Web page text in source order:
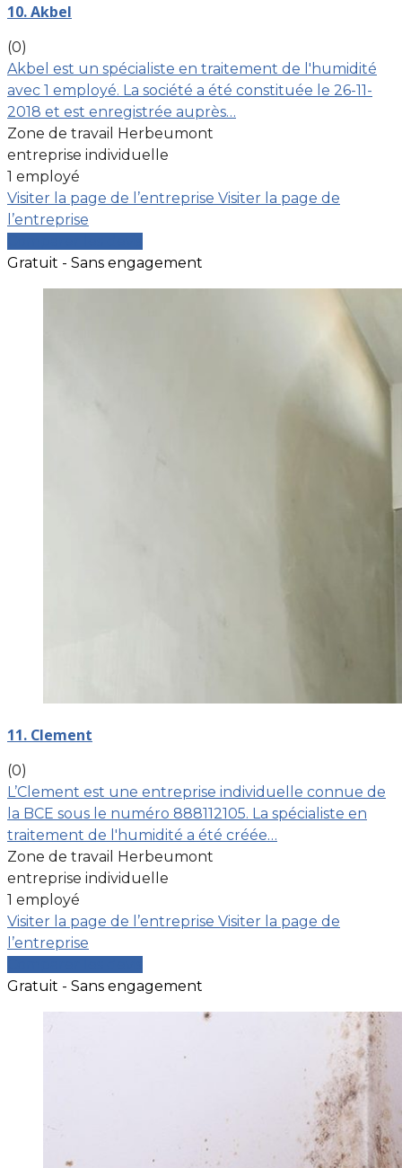
10. Akbel
(0)
Akbel est un spécialiste en traitement de l'humidité
avec 1 employé. La société a été constituée le 26-11-
2018 et est enregistrée auprès…
Zone de travail Herbeumont
entreprise individuelle
1 employé
Visiter la page de l’entreprise Visiter la page de
l’entreprise
Gratuit - Sans engagement
11. Clement
(0)
L’Clement est une entreprise individuelle connue de
la BCE sous le numéro 888112105. La spécialiste en
traitement de l'humidité a été créée…
Zone de travail Herbeumont
entreprise individuelle
1 employé
Visiter la page de l’entreprise Visiter la page de
l’entreprise
Gratuit - Sans engagement